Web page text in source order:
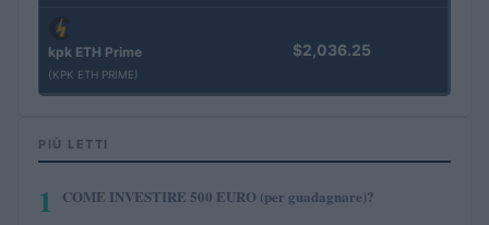
kpk ETH Prime
(KPK ETH PRIME)
$2,036.25
PIÙ LETTI
1 COME INVESTIRE 500 EURO (per guadagnare)?